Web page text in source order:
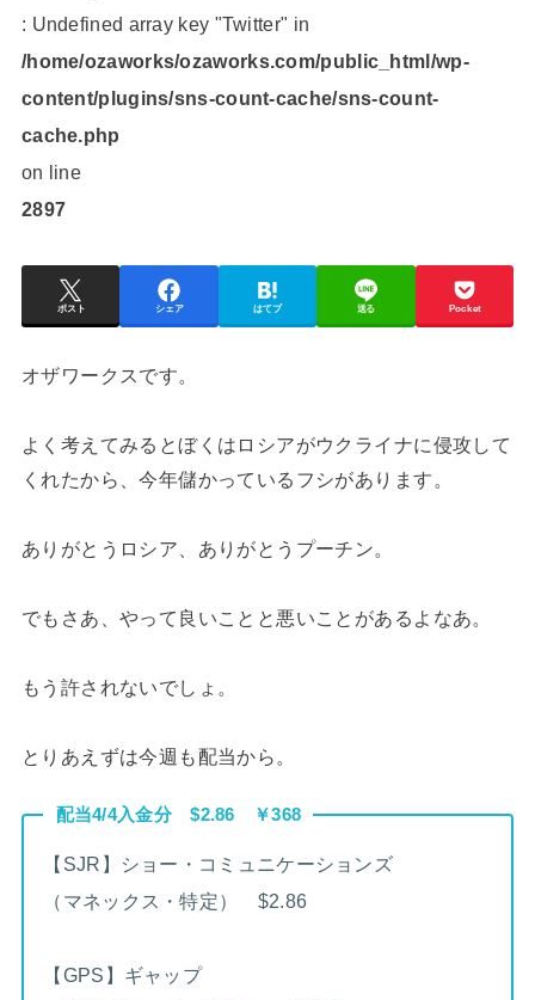
: Undefined array key "Twitter" in
/home/ozaworks/ozaworks.com/public_html/wp-
content/plugins/sns-count-cache/sns-count-
cache.php
on line
2897
ポスト シェア はてブ 送る Pocket
オザワークスです。
よく考えてみるとぼくはロシアがウクライナに侵攻して
くれたから、今年儲かっているフシがあります。
ありがとうロシア、ありがとうプーチン。
でもさあ、やって良いことと悪いことがあるよなあ。
もう許されないでしょ。
とりあえずは今週も配当から。
配当4/4入金分 $2.86 ￥368
【SJR】ショー・コミュニケーションズ
（マネックス・特定） $2.86
【GPS】ギャップ